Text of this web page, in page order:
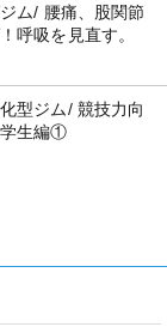
ム/ 腰痛、股関節
呼吸を見直す。
型ジム/ 競技力向
学生編①